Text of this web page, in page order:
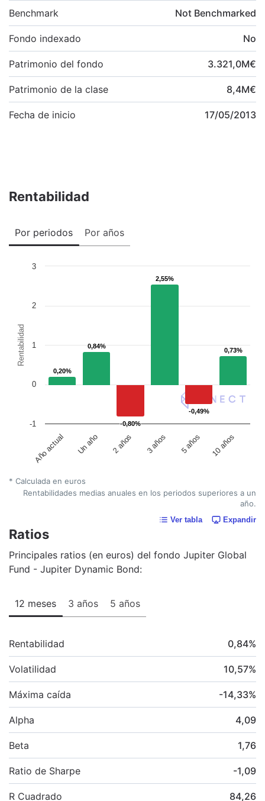
Benchmark Not Benchmarked
Fondo indexado No
Patrimonio del fondo 3.321,0M€
Patrimonio de la clase 8,4M€
Fecha de inicio 17/05/2013
Rentabilidad
Por periodos Por años
Rentabilidad
0,20%
0,20%
0,84%
0,84%
-0,80%
-0,80%
2,55%
2,55%
-0,49%
-0,49%
0,73%
0,73%
Año actual Un año 2 años 3 años 5 años 10 años
-1
0
1
2
3
* Calculada en euros
Rentabilidades medias anuales en los periodos superiores a un
año.
Ver tabla Expandir
Ratios
Principales ratios (en euros) del fondo Jupiter Global
Fund - Jupiter Dynamic Bond:
12 meses 3 años 5 años
Rentabilidad 0,84%
Volatilidad 10,57%
Máxima caída -14,33%
Alpha 4,09
Beta 1,76
Ratio de Sharpe -1,09
R Cuadrado 84,26